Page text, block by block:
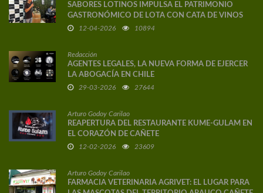
SABORES LOTINOS IMPULSA EL PATRIMONIO
GASTRONÓMICO DE LOTA CON CATA DE VINOS
DE AUTOR
12-04-2026 10894
Redacción
AGENTES LEGALES, LA NUEVA FORMA DE EJERCER
LA ABOGACÍA EN CHILE
29-03-2026 27644
Arturo Godoy Carilao
REAPERTURA DEL RESTAURANTE KUME-GULAM EN
EL CORAZÓN DE CAÑETE
12-02-2026 23609
Arturo Godoy Carilao
FARMACIA VETERINARIA AGRIVET: EL LUGAR PARA